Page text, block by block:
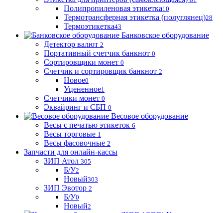
Полипропиленовая этикетка10
Термотрансферная этикетка (полуглянец)28
Термоэтикетка43
Банковское оборудование
Детектор валют 2
Портативный счетчик банкнот 0
Сортировщики монет 0
Счетчик и сортировщик банкнот 2
Новое0
Уцененное1
Счетчики монет 0
Эквайринг и СБП 0
Весовое оборудование
Весы с печатью этикеток 6
Весы торговые 1
Весы фасовочные 2
Запчасти для онлайн-кассы
ЗИП Атол 305
Б/У2
Новый303
ЗИП Эвотор 2
Б/У0
Новый2